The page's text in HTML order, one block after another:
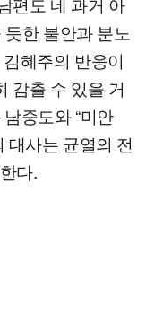
듯한 불안과 분노
혜주의 반응이
감출 수 있을 거
중도와 “미안
사는 균열의 전
다.